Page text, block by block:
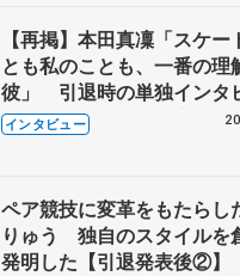
【再掲】本田真凜「スケー
とも私のことも、一番の理
彼」 引退時の単独インタ
で語った競技人生や家族、
これからの夢…
インタビュー
ペア競技に変革をもたらし
りゅう 独自のスタイルを
発明した【引退発表後②】